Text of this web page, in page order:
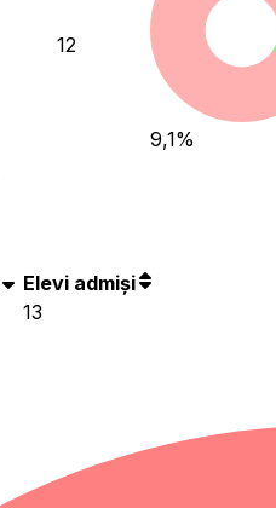
12
9,1%
Elevi admiși
13